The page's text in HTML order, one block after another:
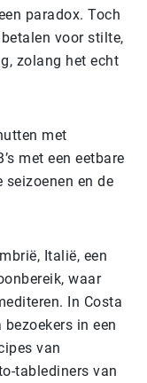
paradox. Toch
voor stilte,
zolang het echt
met
met een eetbare
en de
Italië, een
waar
In Costa
in een
van
tablediners van